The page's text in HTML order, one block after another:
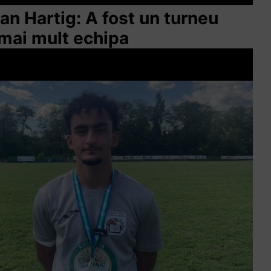
Hartig: A fost un turneu
mult echipa